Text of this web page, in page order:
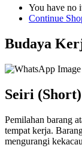
You have no
Continue
Budaya
Seiri (Short)
Pemilahan barang
tempat kerja.
mengurangi